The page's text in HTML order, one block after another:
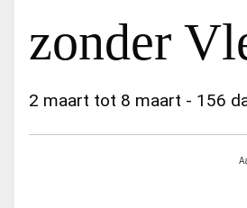
zonder
2 maart tot 8 maart - 156